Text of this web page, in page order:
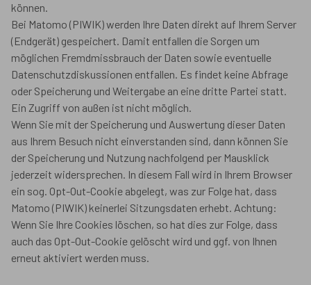
können.
Bei Matomo (PIWIK) werden Ihre Daten direkt auf Ihrem Server
(Endgerät) gespeichert. Damit entfallen die Sorgen um
möglichen Fremdmissbrauch der Daten sowie eventuelle
Datenschutzdiskussionen entfallen. Es findet keine Abfrage
oder Speicherung und Weitergabe an eine dritte Partei statt.
Ein Zugriff von außen ist nicht möglich.
Wenn Sie mit der Speicherung und Auswertung dieser Daten
aus Ihrem Besuch nicht ein­ver­standen sind, dann können Sie
der Speicherung und Nutzung nachfolgend per Mausklick
jederzeit widersprechen. In diesem Fall wird in Ihrem Browser
ein sog. Opt-Out-Cookie abgelegt, was zur Folge hat, dass
Matomo (PIWIK) keinerlei Sitzungsda­ten erhebt. Achtung:
Wenn Sie Ihre Cookies löschen, so hat dies zur Folge, dass
auch das Opt-Out-Cookie gelöscht wird und ggf. von Ihnen
erneut aktiviert werden muss.